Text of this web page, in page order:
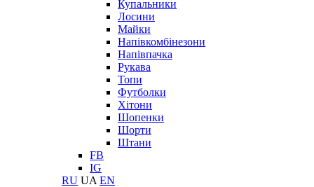
Купальники
Лосини
Майки
Напівкомбінезони
Напівпачка
Рукава
Топи
Футболки
Хітони
Шопенки
Шорти
Штани
FB
IG
RU UA EN